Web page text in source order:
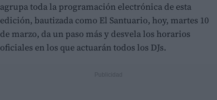
agrupa toda la programación electrónica de esta
edición, bautizada como El Santuario, hoy, martes 10
de marzo, da un paso más y desvela los horarios
oficiales en los que actuarán todos los DJs.